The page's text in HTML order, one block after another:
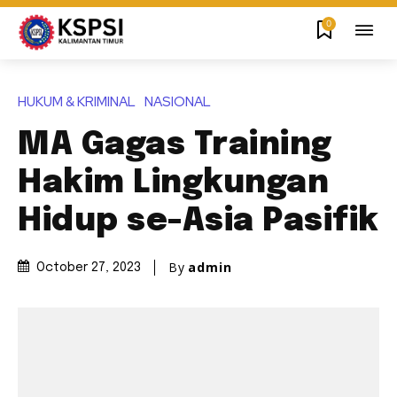
0
HUKUM & KRIMINAL NASIONAL
MA Gagas Training
Hakim Lingkungan
Hidup se-Asia Pasifik
October 27, 2023 By admin